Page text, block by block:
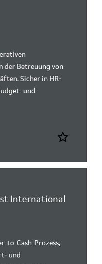
der Betreuung von
Sicher in HR-
und
International
to-Cash-Prozess,
und